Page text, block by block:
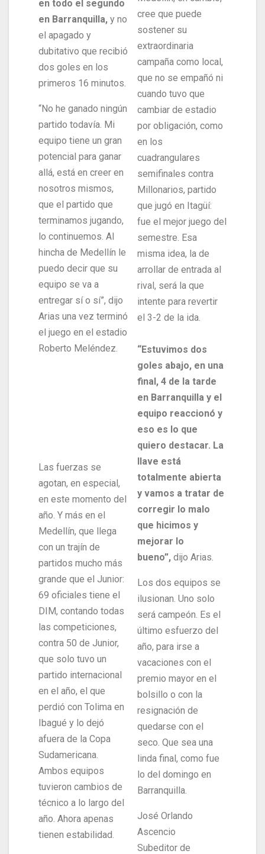
en todo el segundo
en Barranquilla, y no
el apagado y
dubitativo que recibió
dos goles en los
primeros 16 minutos.
“No he ganado ningún
partido todavía. Mi
equipo tiene un gran
potencial para ganar
allá, está en creer en
nosotros mismos,
que el partido que
terminamos jugando,
lo continuemos. Al
hincha de Medellín le
puedo decir que su
equipo se va a
entregar sí o sí”, dijo
Arias una vez terminó
el juego en el estadio
Roberto Meléndez.
Las fuerzas se
agotan, en especial,
en este momento del
año. Y más en el
Medellín, que llega
con un trajín de
partidos mucho más
grande que el Junior:
69 oficiales tiene el
DIM, contando todas
las competiciones,
contra 50 de Junior,
que solo tuvo un
partido internacional
en el año, el que
perdió con Tolima en
Ibagué y lo dejó
afuera de la Copa
Sudamericana.
Ambos equipos
tuvieron cambios de
técnico a lo largo del
año. Ahora apenas
tienen estabilidad.
cree que puede
sostener su
extraordinaria
campaña como local,
que no se empañó ni
cuando tuvo que
cambiar de estadio
por obligación, como
en los
cuadrangulares
semifinales contra
Millonarios, partido
que jugó en Itagüí:
fue el mejor juego del
semestre. Esa
misma idea, la de
arrollar de entrada al
rival, será la que
intente para revertir
el 3-2 de la ida.
“Estuvimos dos
goles abajo, en una
final, 4 de la tarde
en Barranquilla y el
equipo reaccionó y
eso es lo que
quiero destacar. La
llave está
totalmente abierta
y vamos a tratar de
corregir lo malo
que hicimos y
mejorar lo
bueno”, dijo Arias.
Los dos equipos se
ilusionan. Uno solo
será campeón. Es el
último esfuerzo del
año, para irse a
vacaciones con el
premio mayor en el
bolsillo o con la
resignación de
quedarse con el
seco. Que sea una
linda final, como fue
lo del domingo en
Barranquilla.
José Orlando
Ascencio
Subeditor de